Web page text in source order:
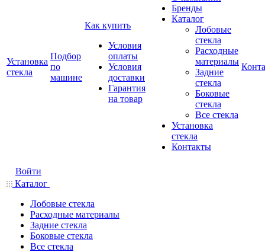
Установка
стекла
Подбор
по
машине
Как купить
Условия
оплаты
Условия
доставки
Гарантия
на товар
Бренды
Каталог
Лобовые
стекла
Расходные
материалы
Задние
стекла
Боковые
стекла
Все стекла
Установка
стекла
Контакты
Войти
Каталог
Лобовые стекла
Расходные материалы
Задние стекла
Боковые стекла
Все стекла